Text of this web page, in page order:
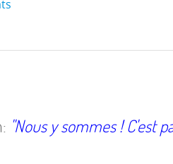
"Nous y sommes ! C'est